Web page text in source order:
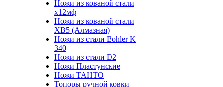
Ножи из кованой стали
х12мф
Ножи из кованой стали
ХВ5 (Алмазная)
Ножи из стали Bohler K
340
Ножи из стали D2
Ножи Пластунские
Ножи ТАНТО
Топоры ручной ковки